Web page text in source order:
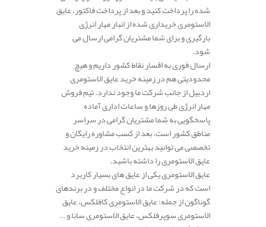
شده را پرداخت کنید و بعد از پرداخت فاکتور، عایق
الاستومری خریداری شده از انبار مهار انرژی
بارگیری و برای شما مشتریان گرامی ارسال می
شود.
ارسال فوری به اقسار نقاط کشور داریم و هیچ
محدودیتی هم در زمینه خرید عایق الاستومری
اردبیل از جانب شرکت ما وجود ندارد. تیم فروش
مهار انرژی طی روزها و ساعات اداری آماده
پاسخگویی به شما مشتریان گرامی در سراسر
مناطق کشور است. بعد از کسب مشاوره رایگان و
تخصصی می توانید بهترین انتخاب در زمینه خرید
عایق الاستومری را داشته باشید.
عایق الاستومری یکی از عایق های بسیار کاربرد
است که در شرکت ما در انواع مختلف و در برندهای
گوناگون از جمله: عایق الاستومری کافلکس، عایق
الاستومری سوپرفلکس، عایق الاستومری سانا و …